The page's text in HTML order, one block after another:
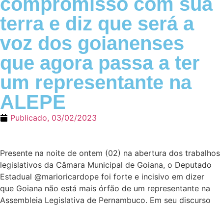
terra e diz que será a
voz dos goianenses
que agora passa a ter
um representante na
ALEPE
Publicado, 03/02/2023
Presente na noite de ontem (02) na abertura dos trabalhos
legislativos da Câmara Municipal de Goiana, o Deputado
Estadual @marioricardope foi forte e incisivo em dizer
que Goiana não está mais órfão de um representante na
Assembleia Legislativa de Pernambuco. Em seu discurso